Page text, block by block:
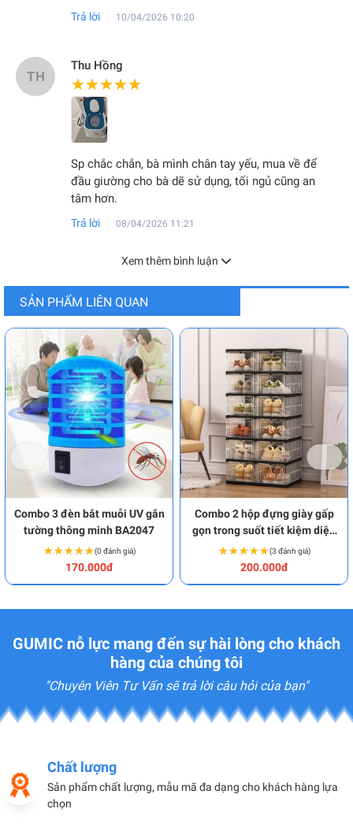
Trả lời 10/04/2026 10:20
TH
Thu Hồng
★★★★★
★★★★★
Sp chắc chắn, bà mình chân tay yếu, mua về để
đầu giường cho bà dẽ sử dụng, tối ngủ cũng an
tâm hơn.
Trả lời 08/04/2026 11:21
Xem thêm bình luận
SẢN PHẨM LIÊN QUAN
Combo 3 đèn bắt muỗi UV gắn
tường thông minh BA2047
★★★★★
★★★★★(0 đánh giá)
170.000đ
Combo 2 hộp đựng giày gấp
gọn trong suốt tiết kiệm diện
tích BA2049
★★★★★
★★★★★(3 đánh giá)
200.000đ
GUMIC nỗ lực mang đến sự hài lòng cho khách
hàng của chúng tôi
"Chuyên Viên Tư Vấn sẽ trả lời câu hỏi của bạn"
Chất lượng
Sản phẩm chất lượng, mẫu mã đa dạng cho khách hàng lựa
chọn